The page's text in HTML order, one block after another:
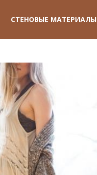
СТЕНОВЫЕ МАТЕРИАЛЫ